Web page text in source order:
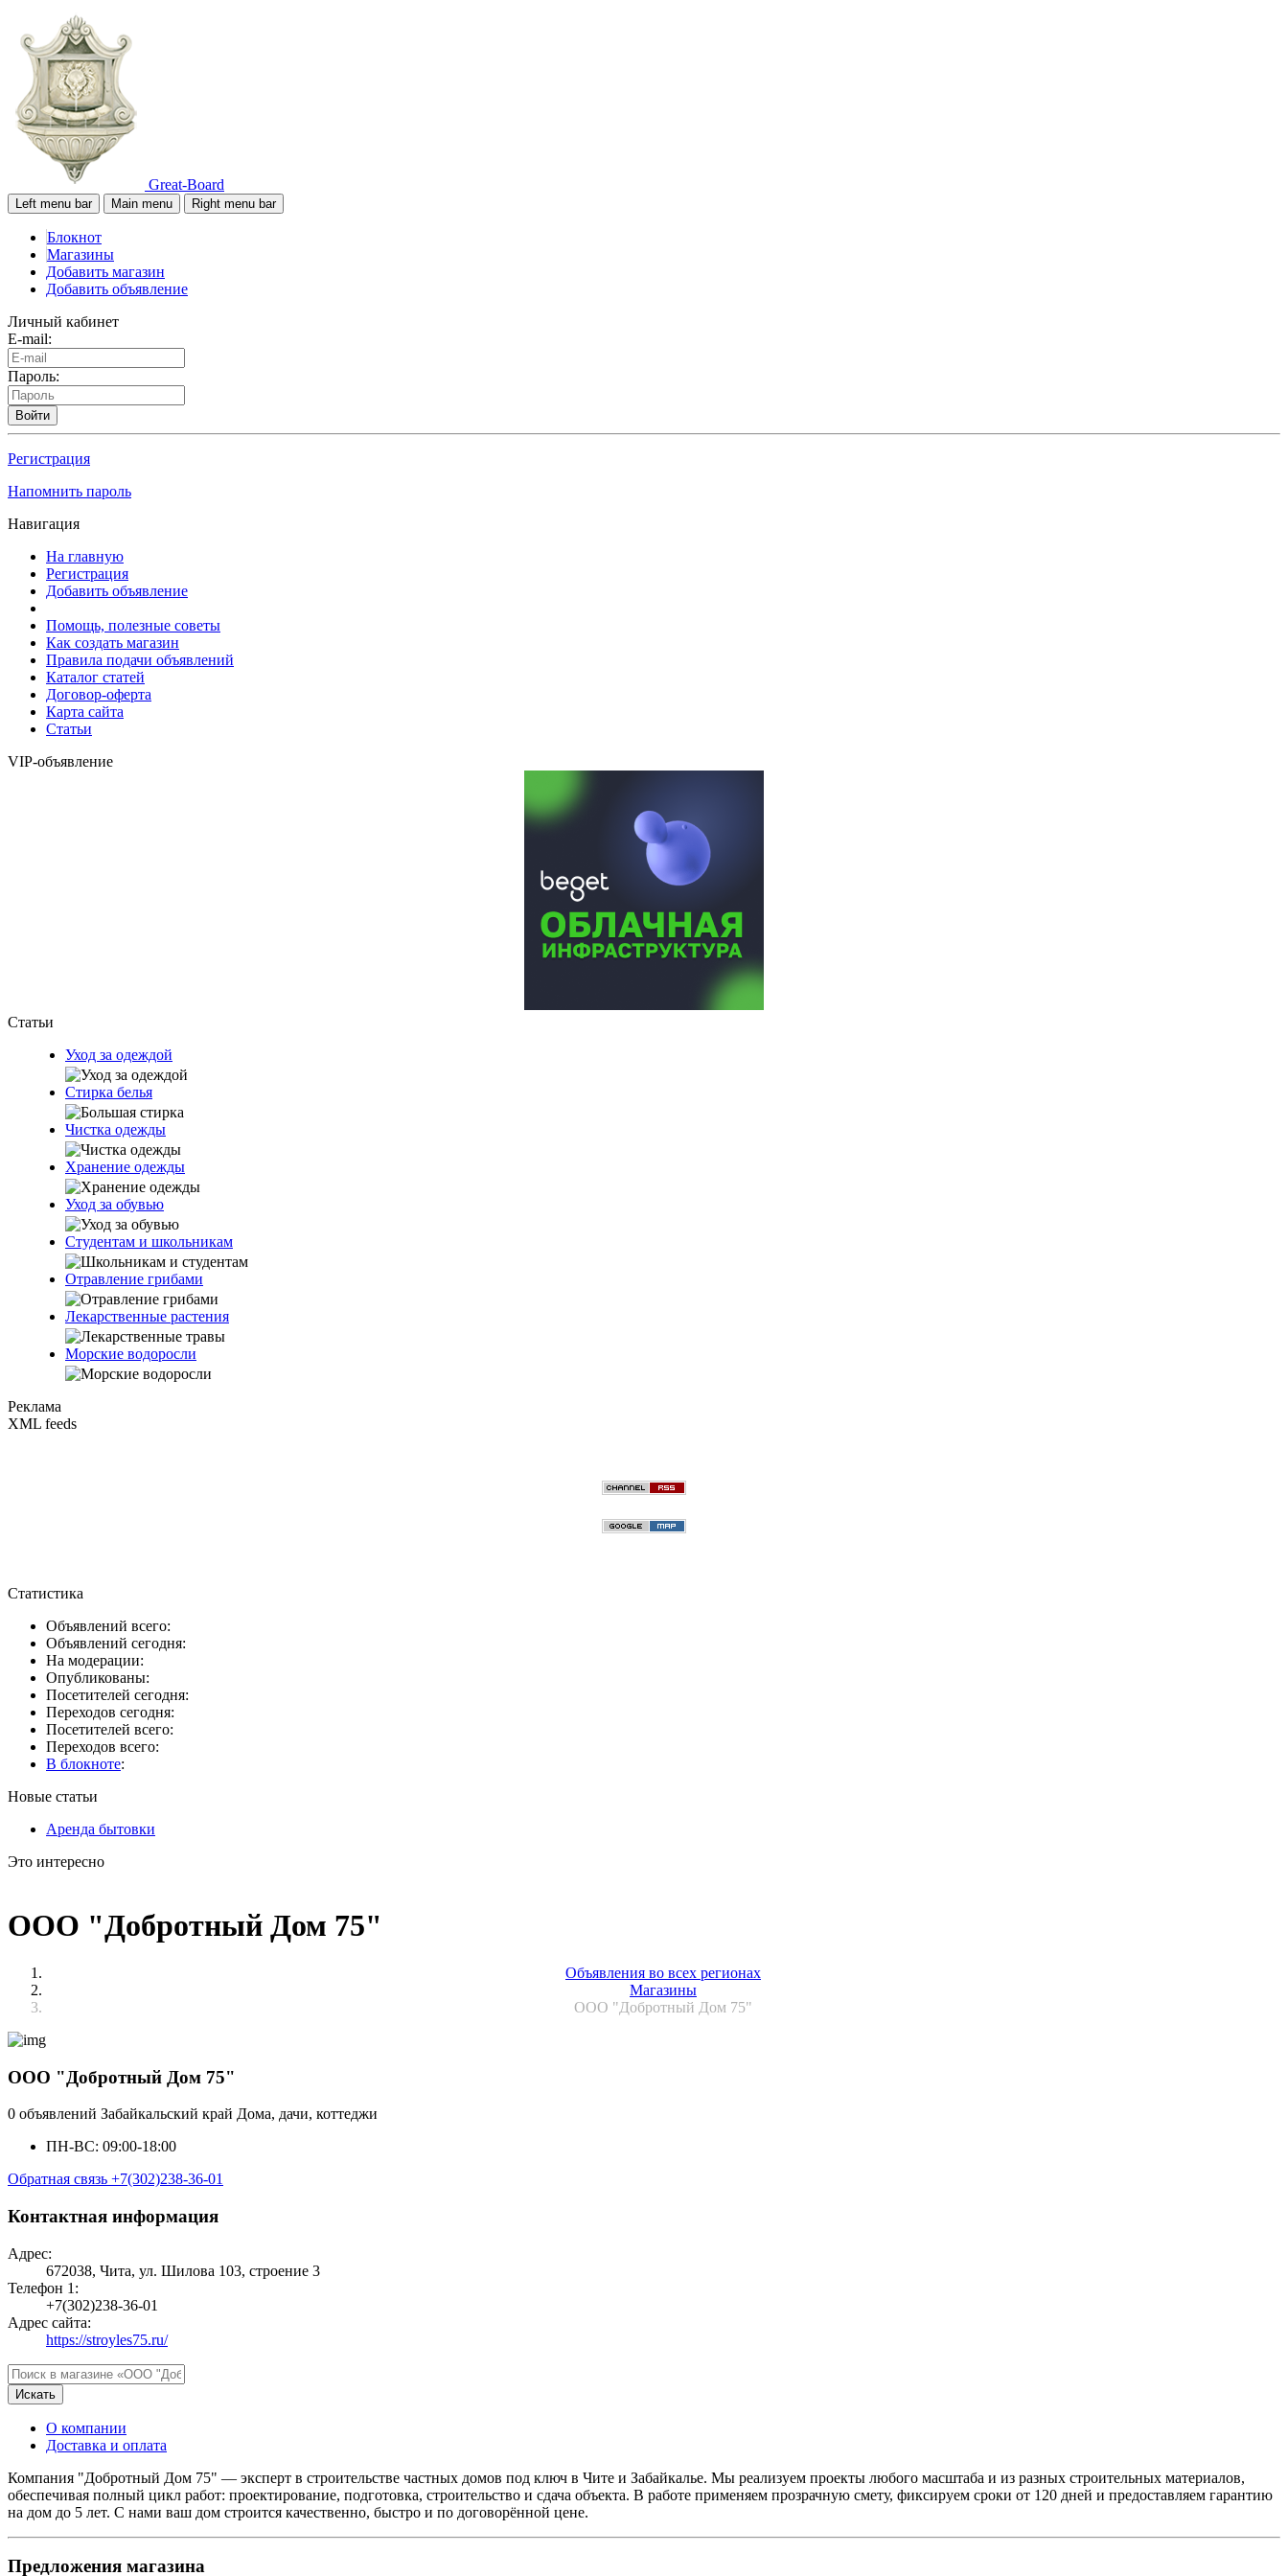
Great-Board
Left menu bar Main menu Right menu bar
Блокнот
Магазины
Добавить магазин
Добавить объявление
Личный кабинет
E-mail:
Пароль:
Войти
Регистрация
Напомнить пароль
Навигация
На главную
Регистрация
Добавить объявление
Помощь, полезные советы
Как создать магазин
Правила подачи объявлений
Каталог статей
Договор-оферта
Карта сайта
Статьи
VIP-объявление
Статьи
Уход за одеждой
Стирка белья
Чистка одежды
Хранение одежды
Уход за обувью
Студентам и школьникам
Отравление грибами
Лекарственные растения
Морские водоросли
Реклама
XML feeds
Статистика
Объявлений всего:
Объявлений сегодня:
На модерации:
Опубликованы:
Посетителей сегодня:
Переходов сегодня:
Посетителей всего:
Переходов всего:
В блокноте:
Новые статьи
Аренда бытовки
Это интересно
ООО "Добротный Дом 75"
Объявления во всех регионах
Магазины
ООО "Добротный Дом 75"
ООО "Добротный Дом 75"
0 объявлений Забайкальский край Дома, дачи, коттеджи
ПН-ВС: 09:00-18:00
Обратная связь +7(302)238-36-01
Контактная информация
Адрес:
672038, Чита, ул. Шилова 103, строение 3
Телефон 1:
+7(302)238-36-01
Адрес сайта:
https://stroyles75.ru/
Искать
О компании
Доставка и оплата
Компания "Добротный Дом 75" — эксперт в строительстве частных домов под ключ в Чите и Забайкалье. Мы реализуем проекты любого масштаба и из разных строительных материалов,
обеспечивая полный цикл работ: проектирование, подготовка, строительство и сдача объекта. В работе применяем прозрачную смету, фиксируем сроки от 120 дней и предоставляем гарантию
на дом до 5 лет. С нами ваш дом строится качественно, быстро и по договорённой цене.
Предложения магазина